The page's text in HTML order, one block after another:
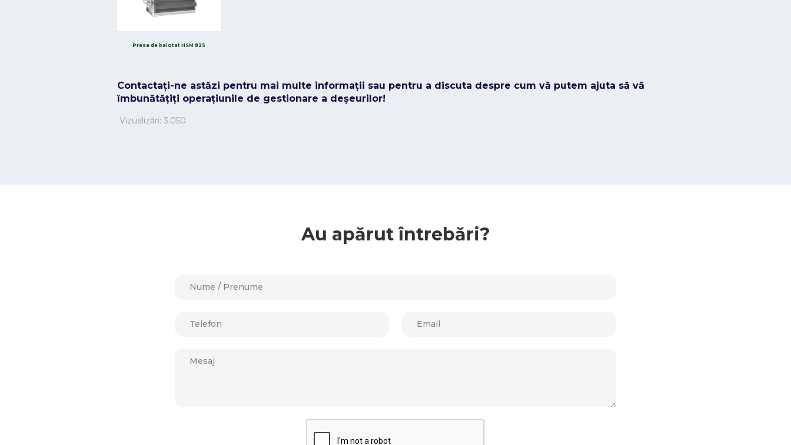
Presa de balotat HSM 825
Contactați-ne astăzi pentru mai multe informații sau pentru a discuta despre cum vă putem ajuta să vă
îmbunătățiți operațiunile de gestionare a deșeurilor!
Vizualizări: 3.050
Au apărut întrebări?